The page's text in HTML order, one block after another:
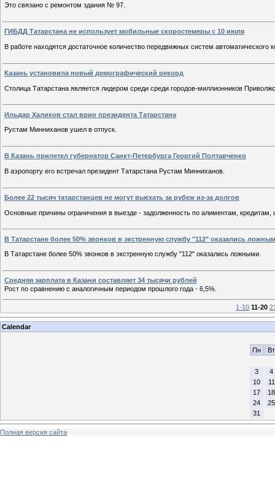
Это связано с ремонтом здания № 97.
ГИБДД Татарстана не использует мобильные скоростемеры с 10 июля
В работе находятся достаточное количество передвижных систем автоматического
Казань установила новый демографический рекорд
Столица Татарстана является лидером среди среди городов-миллионников
Ильдар Халиков стал врио президента Татарстана
Рустам Минниханов ушел в отпуск.
В Казань прилетел губернатор Санкт-Петербурга Георгий Полтавченко
В аэропорту его встречал президент Татарстана Рустам Минниханов.
Более 22 тысяч татарстанцев не могут выехать за рубеж из-за долгов
Основные причины ограничения в выезде - задолженность по алиментам,
В Татарстане более 50% звонков в экстренную службу "112" оказались
В Татарстане более 50% звонков в экстренную службу "112" оказались ложными.
Средняя зарплата в Казани составляет 34 тысячи рублей
Рост по сравнению с аналогичным периодом прошлого года - 6,5%.
1-10 11-20
Calendar
Пн
Вт
3
4
10
11
17
18
24
25
31
Полная версия сайта